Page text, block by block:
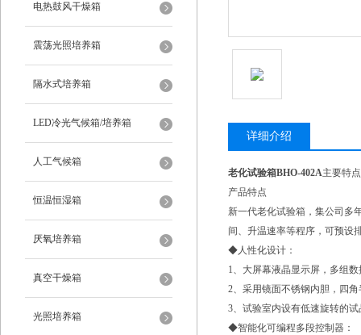
电热鼓风干燥箱
震荡光照培养箱
隔水式培养箱
LED冷光气候箱/培养箱
人工气候箱
恒温恒湿箱
厌氧培养箱
真空干燥箱
光照培养箱
详细介绍
老化试验箱BHO-402A主要特
产品特点
新一代老化试验箱，集公司多
间、升温速率等程序，可预设
◆人性化设计：
1、大屏幕液晶显示屏，多组
2、采用镜面不锈钢内胆，四
3、试验室内设有低速旋转的
◆智能化可编程多段控制器：